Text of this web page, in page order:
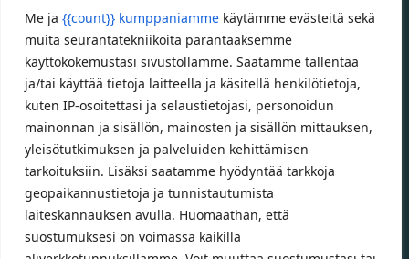
Me ja {{count}} kumppaniamme käytämme evästeitä sekä
muita seurantatekniikoita parantaaksemme
käyttökokemustasi sivustollamme. Saatamme tallentaa
ja/tai käyttää tietoja laitteella ja käsitellä henkilötietoja,
kuten IP-osoitettasi ja selaustietojasi, personoidun
mainonnan ja sisällön, mainosten ja sisällön mittauksen,
yleisötutkimuksen ja palveluiden kehittämisen
tarkoituksiin. Lisäksi saatamme hyödyntää tarkkoja
geopaikannustietoja ja tunnistautumista
laiteskannauksen avulla. Huomaathan, että
suostumuksesi on voimassa kaikilla
Specializedin sähköpyöriin
Custom polkupyörät
Fatbikellä helppoa ja huoletonta etenemistä
maastossa
Talvikauden aukioloajat (1.10.2025 – 28.2.2026)
Ma-Pe 10-18
La 10-14